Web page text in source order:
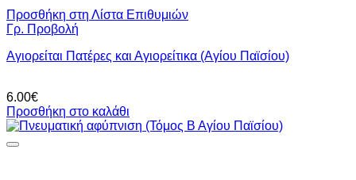
Προσθήκη στη Λίστα Επιθυμιών
Γρ. Προβολή
Αγιορείται Πατέρες και Αγιορείτικα (Αγίου Παϊσίου)
6.00€
Προσθήκη στο καλάθι